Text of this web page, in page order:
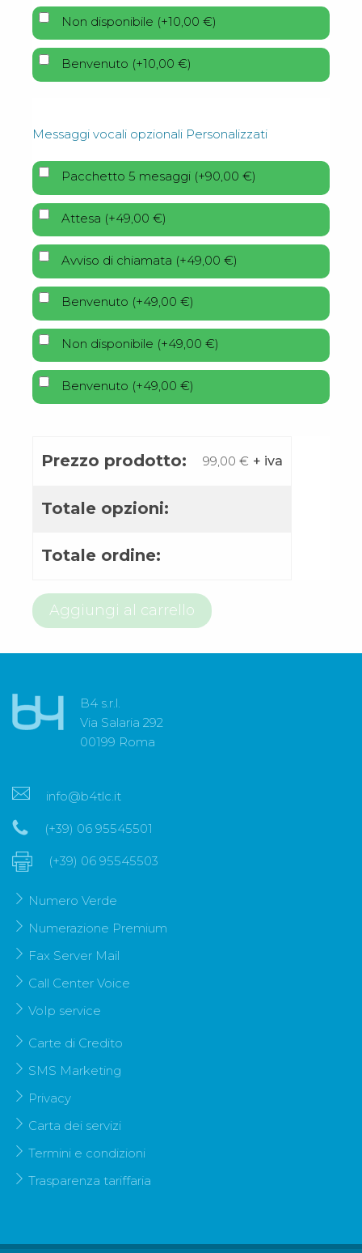
Non disponibile (+10,00 €)
Benvenuto (+10,00 €)
Messaggi vocali opzionali Personalizzati
Pacchetto 5 mesaggi (+90,00 €)
Attesa (+49,00 €)
Avviso di chiamata (+49,00 €)
Benvenuto (+49,00 €)
Non disponibile (+49,00 €)
Benvenuto (+49,00 €)
Prezzo prodotto: 99,00 € + iva
Totale opzioni:
Totale ordine:
800
97
Aggiungi al carrello
B4 s.r.l.
Via Salaria 292
00199 Roma
info@b4tlc.it
(+39) 06 95545501
(+39) 06 95545503
Numero Verde
Numerazione Premium
Fax Server Mail
Call Center Voice
VoIp service
Carte di Credito
SMS Marketing
Privacy
Carta dei servizi
Termini e condizioni
Trasparenza tariffaria